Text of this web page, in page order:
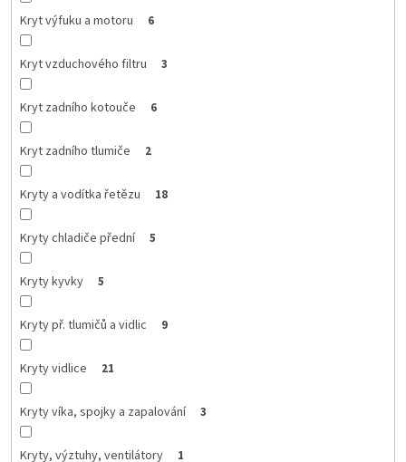
Kryt výfuku a motoru 6
Kryt vzduchového filtru 3
Kryt zadního kotouče 6
Kryt zadního tlumiče 2
Kryty a vodítka řetězu 18
Kryty chladiče přední 5
Kryty kyvky 5
Kryty př. tlumičů a vidlic 9
Kryty vidlice 21
Kryty víka, spojky a zapalování 3
Kryty, výztuhy, ventilátory 1